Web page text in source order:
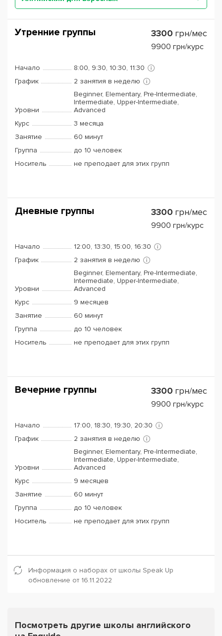
Утренние группы 3300 грн/мес
9900 грн/курс
Начало
8:00, 9:30, 10:30, 11:30
График
2 занятия в неделю
Уровни
Beginner, Elementary, Pre-Intermediate,
Intermediate, Upper-Intermediate,
Advanced
Курс
3 месяца
Занятие
60 минут
Группа
до 10 человек
Носитель
не преподает для этих групп
Дневные группы 3300 грн/мес
9900 грн/курс
Начало
12:00, 13:30, 15:00, 16:30
График
2 занятия в неделю
Уровни
Beginner, Elementary, Pre-Intermediate,
Intermediate, Upper-Intermediate,
Advanced
Курс
9 месяцев
Занятие
60 минут
Группа
до 10 человек
Носитель
не преподает для этих групп
Вечерние группы 3300 грн/мес
9900 грн/курс
Начало
17:00, 18:30, 19:30, 20:30
График
2 занятия в неделю
Уровни
Beginner, Elementary, Pre-Intermediate,
Intermediate, Upper-Intermediate,
Advanced
Курс
9 месяцев
Занятие
60 минут
Группа
до 10 человек
Носитель
не преподает для этих групп
Информация о наборах от школы Speak Up
обновление от 16.11.2022
Посмотреть другие школы английского